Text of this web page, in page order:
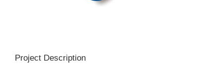
Project Description